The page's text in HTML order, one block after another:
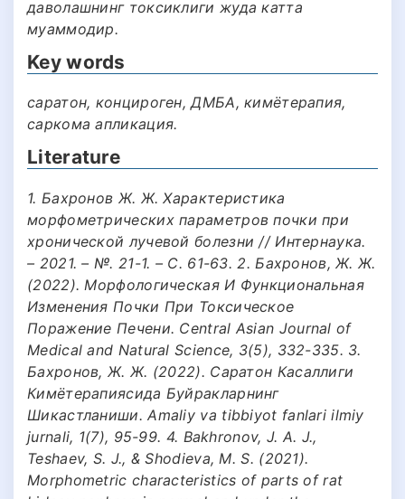
даволашнинг токсиклиги жуда катта
муаммодир.
Key words
саратон, концироген, ДМБА, кимётерапия,
саркома апликация.
Literature
1. Бахронов Ж. Ж. Характеристика
морфометрических параметров почки при
хронической лучевой болезни // Интернаука.
– 2021. – №. 21-1. – С. 61-63. 2. Бахронов, Ж. Ж.
(2022). Морфологическая И Функциональная
Изменения Почки При Токсическое
Поражение Печени. Central Asian Journal of
Medical and Natural Science, 3(5), 332-335. 3.
Бахронов, Ж. Ж. (2022). Саратон Касаллиги
Кимётерапиясида Буйракларнинг
Шикастланиши. Amaliy va tibbiyot fanlari ilmiy
jurnali, 1(7), 95-99. 4. Bakhronov, J. A. J.,
Teshaev, S. J., & Shodieva, M. S. (2021).
Morphometric characteristics of parts of rat